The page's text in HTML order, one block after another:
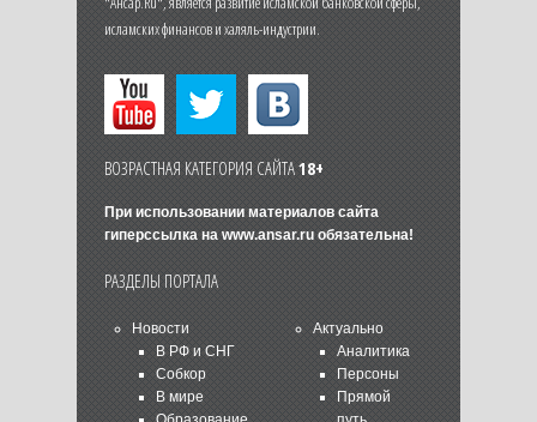
исламских финансов и халяль-индустрии.
ВОЗРАСТНАЯ КАТЕГОРИЯ САЙТА18+
При использовании материалов сайта
гиперссылка на www.ansar.ruобязательна!
РАЗДЕЛЫ ПОРТАЛА
Новости
В РФ и СНГ
Собкор
В мире
Актуально
Аналитика
Персоны
Прямой